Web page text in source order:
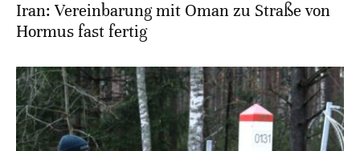
Iran: Vereinbarung mit Oman zu Straße von
Hormus fast fertig